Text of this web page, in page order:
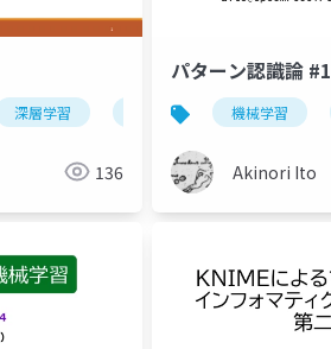
深層学習 パターン認識
136
パターン認識論 #1
機械学習
Akinori Ito